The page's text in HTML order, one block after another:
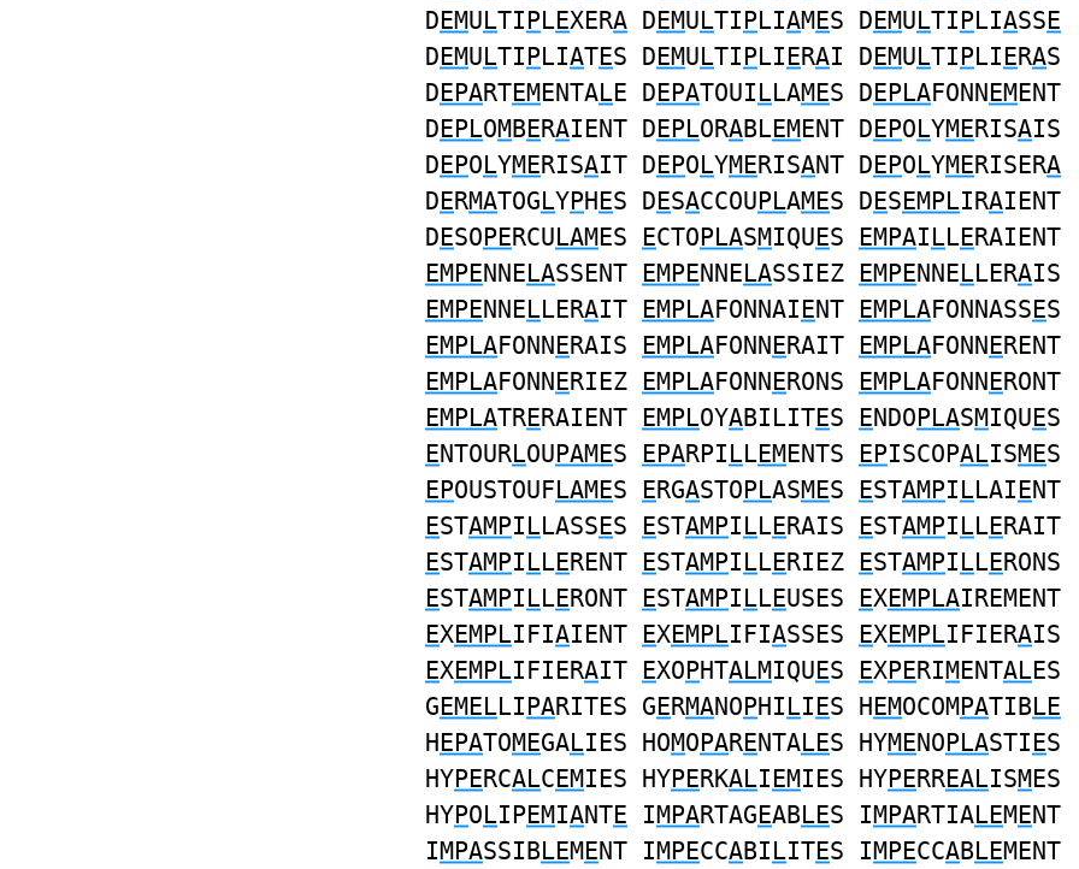
DEMULTIPLEXERA DEMULTIPLIAMES DEMULTIPLIASSE
DEMULTIPLIATES DEMULTIPLIERAI DEMULTIPLIERAS
DEPARTEMENTALE DEPATOUILLAMES DEPLAFONNEMENT
DEPLOMBERAIENT DEPLORABLEMENT DEPOLYMERISAIS
DEPOLYMERISAIT DEPOLYMERISANT DEPOLYMERISERA
DERMATOGLYPHES DESACCOUPLAMES DESEMPLIRAIENT
DESOPERCULAMES ECTOPLASMIQUES EMPAILLERAIENT
EMPENNELASSENT EMPENNELASSIEZ EMPENNELLERAIS
EMPENNELLERAIT EMPLAFONNAIENT EMPLAFONNASSES
EMPLAFONNERAIS EMPLAFONNERAIT EMPLAFONNERENT
EMPLAFONNERIEZ EMPLAFONNERONS EMPLAFONNERONT
EMPLATRERAIENT EMPLOYABILITES ENDOPLASMIQUES
ENTOURLOUPAMES EPARPILLEMENTS EPISCOPALISMES
EPOUSTOUFLAMES ERGASTOPLASMES ESTAMPILLAIENT
ESTAMPILLASSES ESTAMPILLERAIS ESTAMPILLERAIT
ESTAMPILLERENT ESTAMPILLERIEZ ESTAMPILLERONS
ESTAMPILLERONT ESTAMPILLEUSES EXEMPLAIREMENT
EXEMPLIFIAIENT EXEMPLIFIASSES EXEMPLIFIERAIS
EXEMPLIFIERAIT EXOPHTALMIQUES EXPERIMENTALES
GEMELLIPARITES GERMANOPHILIES HEMOCOMPATIBLE
HEPATOMEGALIES HOMOPARENTALES HYMENOPLASTIES
HYPERCALCEMIES HYPERKALIEMIES HYPERREALISMES
HYPOLIPEMIANTE IMPARTAGEABLES IMPARTIALEMENT
IMPASSIBLEMENT IMPECCABILITES IMPECCABLEMENT